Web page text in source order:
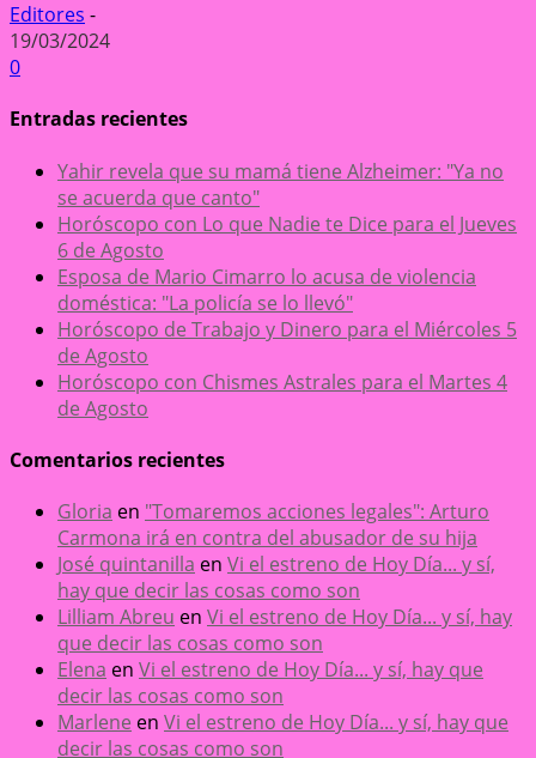
Editores -
19/03/2024
0
Entradas recientes
Yahir revela que su mamá tiene Alzheimer: "Ya no
se acuerda que canto"
Horóscopo con Lo que Nadie te Dice para el Jueves
6 de Agosto
Esposa de Mario Cimarro lo acusa de violencia
doméstica: "La policía se lo llevó"
Horóscopo de Trabajo y Dinero para el Miércoles 5
de Agosto
Horóscopo con Chismes Astrales para el Martes 4
de Agosto
Comentarios recientes
Gloria en "Tomaremos acciones legales": Arturo
Carmona irá en contra del abusador de su hija
José quintanilla en Vi el estreno de Hoy Día... y sí,
hay que decir las cosas como son
Lilliam Abreu en Vi el estreno de Hoy Día... y sí, hay
que decir las cosas como son
Elena en Vi el estreno de Hoy Día... y sí, hay que
decir las cosas como son
Marlene en Vi el estreno de Hoy Día... y sí, hay que
decir las cosas como son